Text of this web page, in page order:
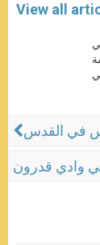
View all
في القدس
وادي قدرون